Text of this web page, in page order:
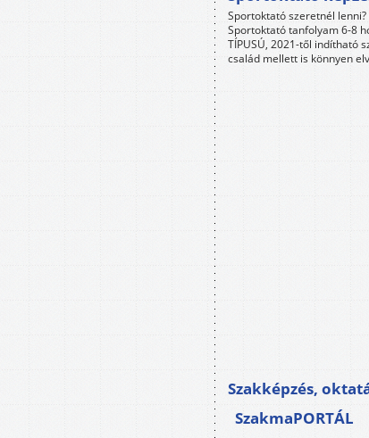
Sportoktató szeretnél lenni?
Sportoktató tanfolyam 6-8
TÍPUSÚ, 2021-től indítható
család mellett is könnyen
Szakképzés,
SzakmaPORTÁL